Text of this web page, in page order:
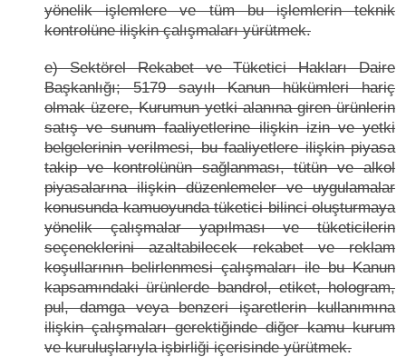
yönelik işlemlere ve tüm bu işlemlerin teknik
kontrolüne ilişkin çalışmaları yürütmek.
e) Sektörel Rekabet ve Tüketici Hakları Daire
Başkanlığı; 5179 sayılı Kanun hükümleri hariç
olmak üzere, Kurumun yetki alanına giren ürünlerin
satış ve sunum faaliyetlerine ilişkin izin ve yetki
belgelerinin verilmesi, bu faaliyetlere ilişkin piyasa
takip ve kontrolünün sağlanması, tütün ve alkol
piyasalarına ilişkin düzenlemeler ve uygulamalar
konusunda kamuoyunda tüketici bilinci oluşturmaya
yönelik çalışmalar yapılması ve tüketicilerin
seçeneklerini azaltabilecek rekabet ve reklam
koşullarının belirlenmesi çalışmaları ile bu Kanun
kapsamındaki ürünlerde bandrol, etiket, hologram,
pul, damga veya benzeri işaretlerin kullanımına
ilişkin çalışmaları gerektiğinde diğer kamu kurum
ve kuruluşlarıyla işbirliği içerisinde yürütmek.